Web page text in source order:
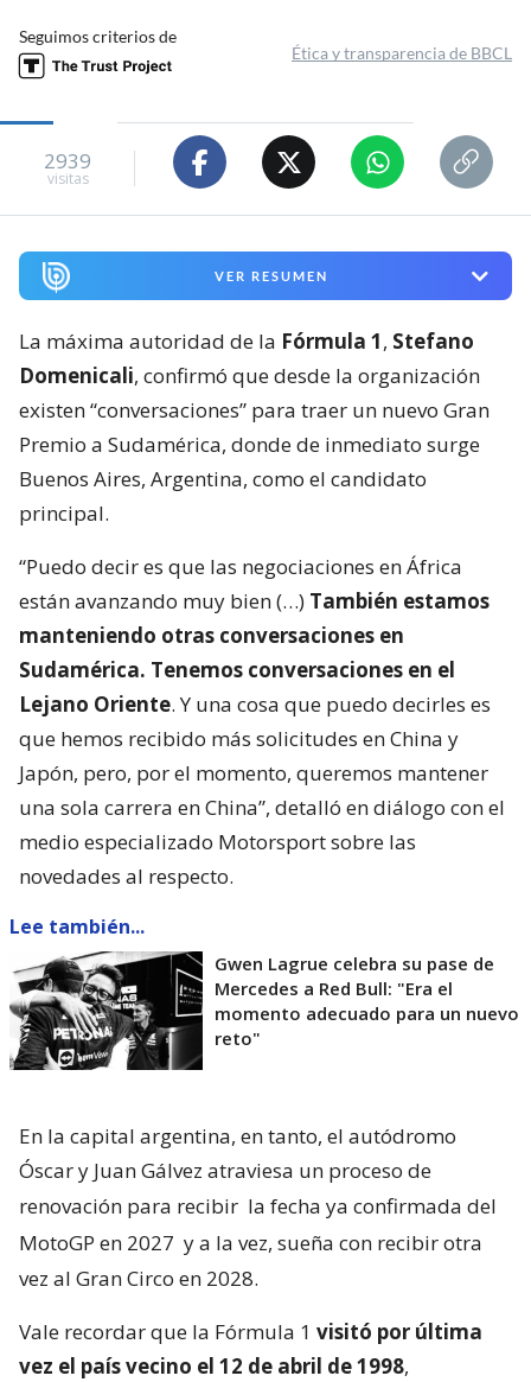
Seguimos criterios de
Ética y transparencia de BBCL
2939
visitas
VER RESUMEN
La máxima autoridad de la Fórmula 1, Stefano
Domenicali, confirmó que desde la organización
existen “conversaciones” para traer un nuevo Gran
Premio a Sudamérica, donde de inmediato surge
Buenos Aires, Argentina, como el candidato
principal.
“Puedo decir es que las negociaciones en África
están avanzando muy bien (…) También estamos
manteniendo otras conversaciones en
Sudamérica. Tenemos conversaciones en el
Lejano Oriente. Y una cosa que puedo decirles es
que hemos recibido más solicitudes en China y
Japón, pero, por el momento, queremos mantener
una sola carrera en China”, detalló en diálogo con el
medio especializado Motorsport sobre las
novedades al respecto.
Lee también...
Gwen Lagrue celebra su pase de
Mercedes a Red Bull: "Era el
momento adecuado para un nuevo
reto"
En la capital argentina, en tanto, el autódromo
Óscar y Juan Gálvez atraviesa un proceso de
renovación para recibir la fecha ya confirmada del
MotoGP en 2027 y a la vez, sueña con recibir otra
vez al Gran Circo en 2028.
Vale recordar que la Fórmula 1 visitó por última
vez el país vecino el 12 de abril de 1998,